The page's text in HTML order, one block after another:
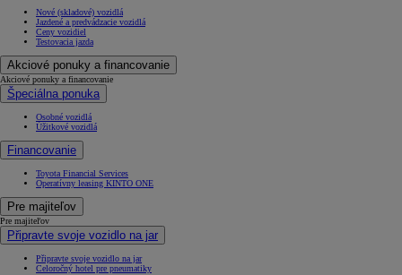
Nové (skladové) vozidlá
Jazdené a predvádzacie vozidlá
Ceny vozidiel
Testovacia jazda
Akciové ponuky a financovanie
Akciové ponuky a financovanie
Špeciálna ponuka
Osobné vozidlá
Úžitkové vozidlá
Financovanie
Toyota Financial Services
Operatívny leasing KINTO ONE
Pre majiteľov
Pre majiteľov
Připravte svoje vozidlo na jar
Připravte svoje vozidlo na jar
Celoročný hotel pre pneumatiky